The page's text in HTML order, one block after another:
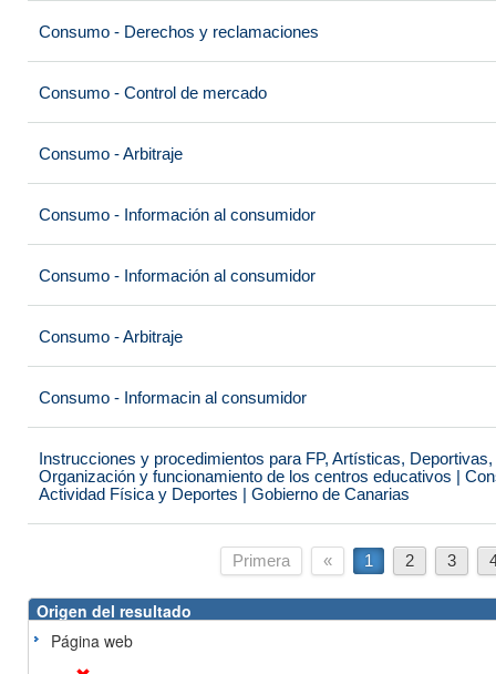
Consumo - Derechos y reclamaciones
Consumo - Control de mercado
Consumo - Arbitraje
Consumo - Información al consumidor
Consumo - Información al consumidor
Consumo - Arbitraje
Consumo - Informacin al consumidor
Instrucciones y procedimientos para FP, Artísticas,
Organización y funcionamiento de los centros educativos |
Actividad Física y Deportes | Gobierno de Canarias
Primera « 1 2 3
Origen del resultado
Página web